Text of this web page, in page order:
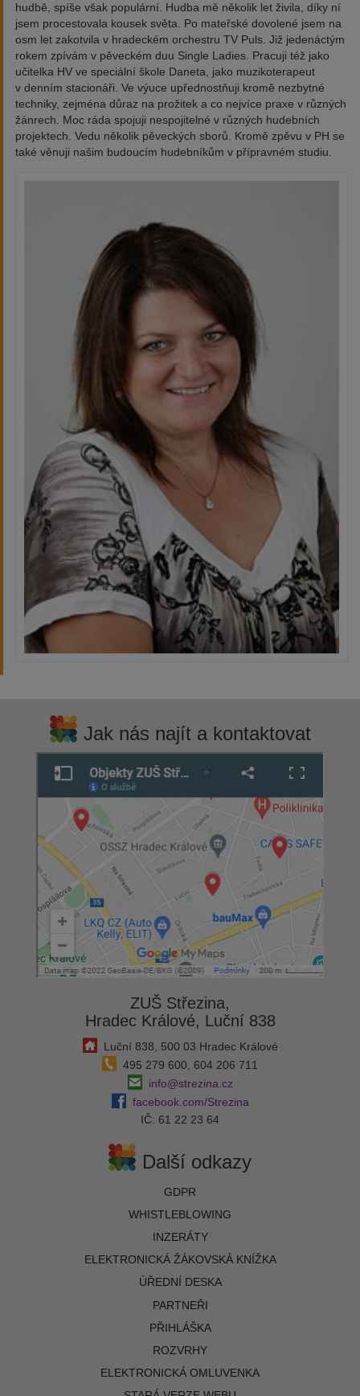
hudbě, spíše však populární. Hudba mě několik let živila, díky ní
jsem procestovala kousek světa. Po mateřské dovolené jsem na
osm let zakotvila v hradeckém orchestru TV Puls. Již jedenáctým
rokem zpívám v pěveckém duu Single Ladies. Pracuji též jako
učitelka HV ve speciální škole Daneta, jako muzikoterapeut
v denním stacionáři. Ve výuce upřednostňuji kromě nezbytné
techniky, zejména důraz na prožitek a co nejvíce praxe v různých
žánrech. Moc ráda spojuji nespojitelné v různých hudebních
projektech. Vedu několik pěveckých sborů. Kromě zpěvu v PH se
také věnuji našim budoucím hudebníkům v přípravném studiu.
Jak nás najít a kontaktovat
ZUŠ Střezina,
Hradec Králové, Luční 838
Luční 838, 500 03 Hradec Králové
495 279 600, 604 206 711
info@strezina.cz
facebook.com/Strezina
IČ: 61 22 23 64
Další odkazy
GDPR
WHISTLEBLOWING
INZERÁTY
ELEKTRONICKÁ ŽÁKOVSKÁ KNÍŽKA
ÚŘEDNÍ DESKA
PARTNEŘI
PŘIHLÁŠKA
ROZVRHY
ELEKTRONICKÁ OMLUVENKA